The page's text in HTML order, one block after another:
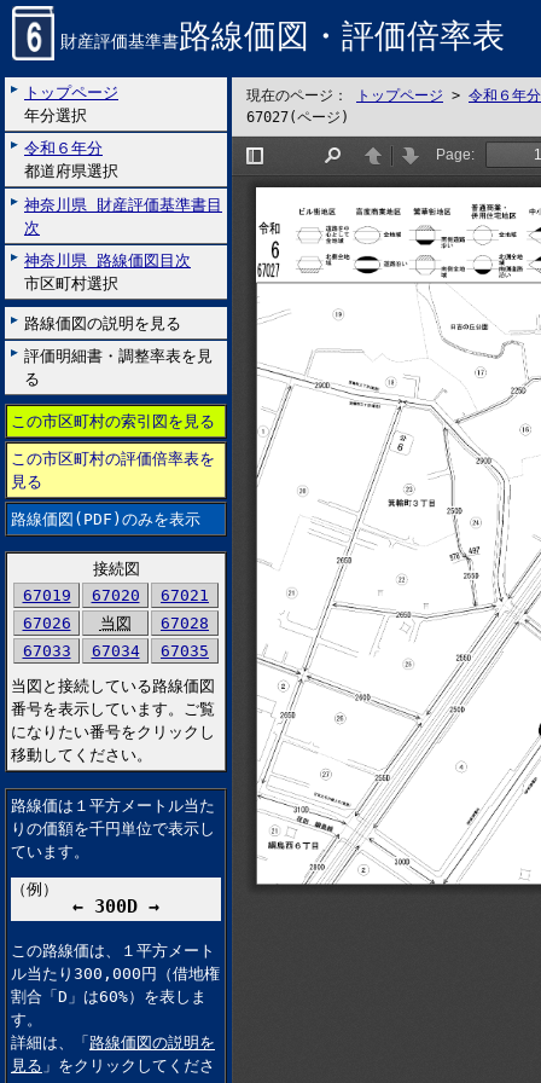
財産評価基準書路線価図・評価倍率表
トップページ
年分選択
令和６年分
都道府県選択
神奈川県 財産評価基準書目
次
神奈川県 路線価図目次
市区町村選択
路線価図の説明を見る
評価明細書・調整率表を見
る
この市区町村の索引図を見る
この市区町村の評価倍率表を
見る
路線価図(PDF)のみを表示
接続図
67019
67020
67021
67026
当図
67028
67033
67034
67035
当図と接続している路線価図
番号を表示しています。ご覧
になりたい番号をクリックし
移動してください。
路線価は１平方メートル当た
りの価額を千円単位で表示し
ています。
（例）
← 300D →
この路線価は、１平方メート
ル当たり300,000円（借地権
割合「D」は60%）を表しま
す。
詳細は、「 路線価図の説明を
見る 」をクリックしてくださ
現在のページ： トップページ > 令和６年分
67027(ページ)